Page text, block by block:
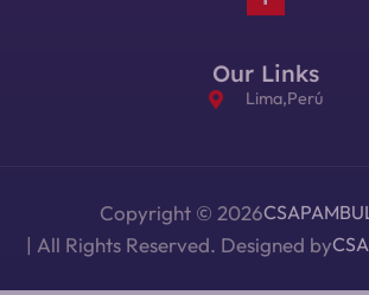
Our Links
Lima,Perú
Copyright © 2026
| All Rights Reserved. Designed by